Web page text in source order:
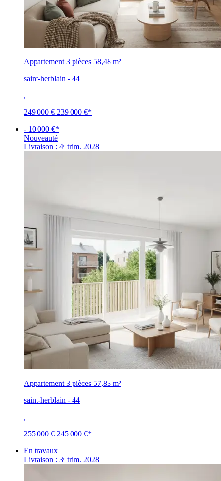
Appartement 3 pièces 58,48 m²
saint-herblain - 44
,
249 000 € 239 000 €*
- 10 000 €*
Nouveauté
Livraison : 4ᵉ trim. 2028
Appartement 3 pièces 57,83 m²
saint-herblain - 44
,
255 000 € 245 000 €*
En travaux
Livraison : 3ᵉ trim. 2028